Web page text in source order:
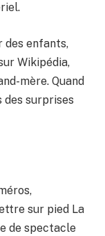
des enfants,
Wikipédia,
mère. Quand
des surprises
sur pied La
de spectacle